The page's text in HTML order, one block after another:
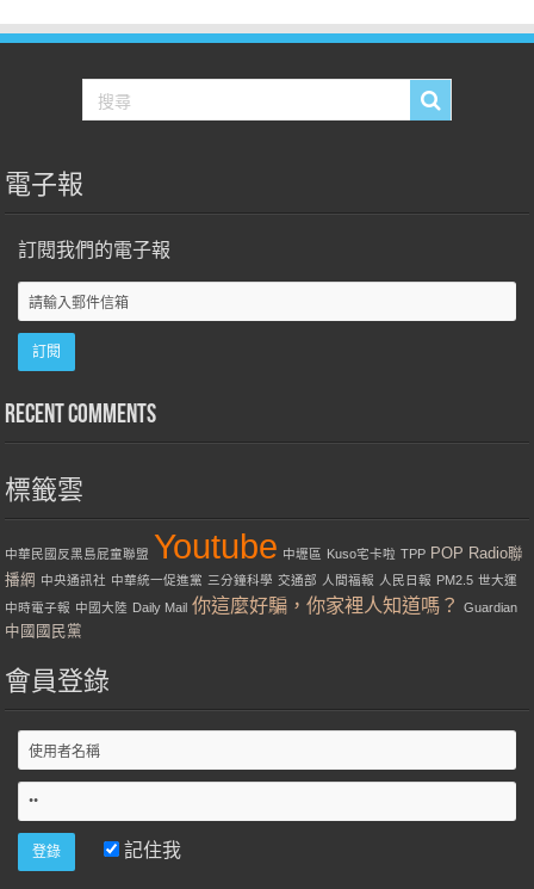
電子報
訂閱我們的電子報
Recent Comments
標籤雲
中華民國反黑島屁童聯盟 Youtube 中壢區 Kuso宅卡啦 TPP POP Radio聯
播網 中央通訊社 中華統一促進黨 三分鐘科學 交通部 人間福報 人民日報 PM2.5 世大運
中時電子報 中國大陸 Daily Mail 你這麼好騙，你家裡人知道嗎？ Guardian
中國國民黨
會員登錄
記住我